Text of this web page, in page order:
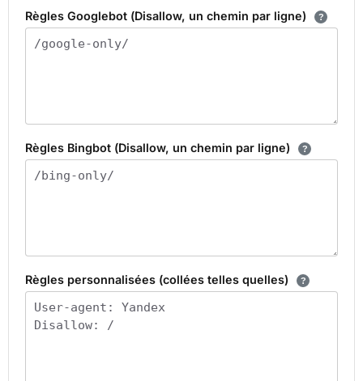
Règles Googlebot (Disallow, un chemin par ligne)
Règles Bingbot (Disallow, un chemin par ligne)
Règles personnalisées (collées telles quelles)